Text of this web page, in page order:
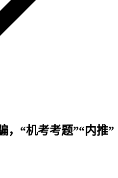
，“机考考题”“内推”